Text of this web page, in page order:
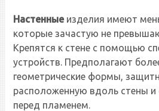
Настенныеизделия имеют
которые зачастую не
Крепятся к стене с помощью
устройств. Предполагают
геометрические формы,
расположенную вдоль стены и
перед пламенем.